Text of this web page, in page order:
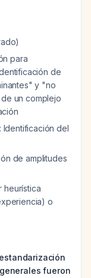
para
de
y "no
un complejo
: Identificación del
de amplitudes
heurística
o
fueron